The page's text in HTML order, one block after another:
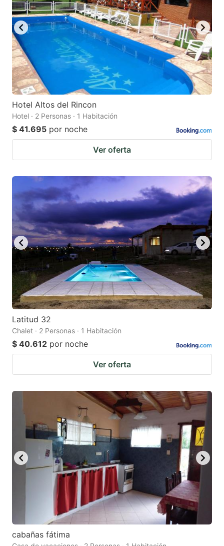
Hotel Altos del Rincon
Hotel · 2 Personas · 1 Habitación
$ 41.695 por noche
Ver oferta
Latitud 32
Chalet · 2 Personas · 1 Habitación
$ 40.612 por noche
Ver oferta
cabañas fátima